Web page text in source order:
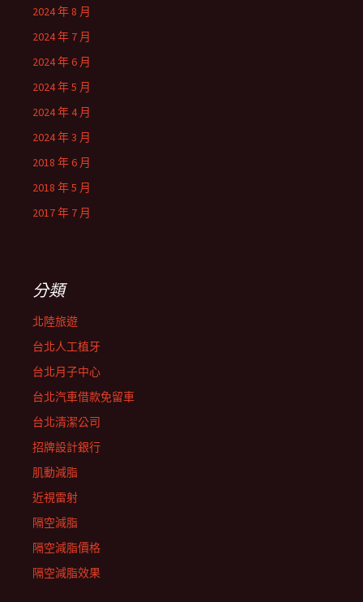
2024 年 8 月
2024 年 7 月
2024 年 6 月
2024 年 5 月
2024 年 4 月
2024 年 3 月
2018 年 6 月
2018 年 5 月
2017 年 7 月
分類
北陸旅遊
台北人工植牙
台北月子中心
台北汽車借款免留車
台北清潔公司
招牌設計銀行
肌動減脂
近視雷射
隔空減脂
隔空減脂價格
隔空減脂效果